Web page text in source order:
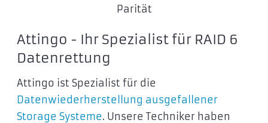
Parität
Attingo - Ihr Spezialist für RAID 6
Datenrettung
Attingo ist Spezialist für die
Datenwiederherstellung ausgefallener
Storage Systeme. Unsere Techniker haben